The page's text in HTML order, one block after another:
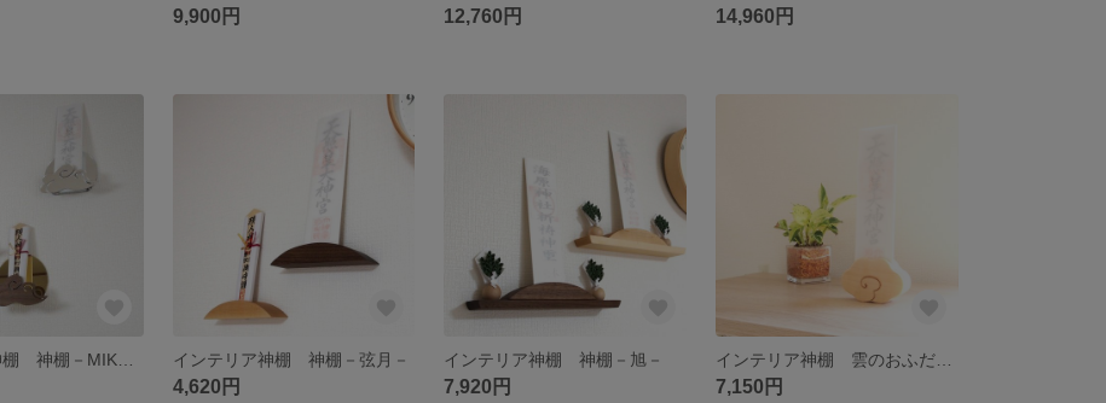
9,900円 12,760円 14,960円
インテリア神棚 神棚－弦月－
4,620円
インテリア神棚 神棚－旭－
7,920円 7,150円